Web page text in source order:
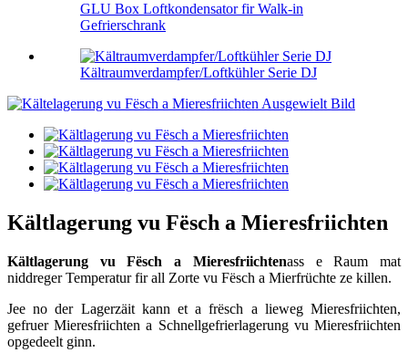
GLU Box Loftkondensator fir Walk-in
Gefrierschrank
Kältraumverdampfer/Loftkühler Serie DJ
Kältlagerung vu Fësch a Mieresfriichten
Kältlagerung vu Fësch a Mieresfriichtenass e Raum mat
niddreger Temperatur fir all Zorte vu Fësch a Mierfrüchte ze killen.
Jee no der Lagerzäit kann et a frësch a lieweg Mieresfriichten,
gefruer Mieresfriichten a Schnellgefrierlagerung vu Mieresfriichten
opgedeelt ginn.